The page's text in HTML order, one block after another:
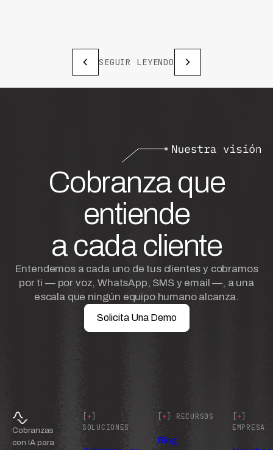
SEGUIR LEYENDO
Cobranza que
entiende
a cada cliente
Entendemos a cada uno de tus clientes y cobramos
por ti — por voz, WhatsApp, SMS y email —, a una
escala que ningún equipo humano alcanza.
Solicita Una Demo
Cobranzas
con IA para
[+]
SOLUCIONES
[+] RECURSOS
Blog
[+]
EMPRESA